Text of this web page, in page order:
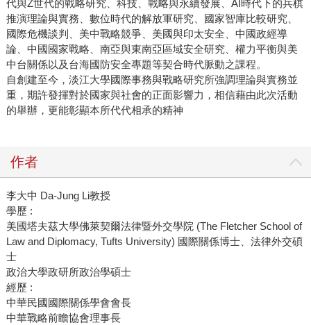
代與Z世代的戰略研究、科技、戰略與永續發展、AI時代下的兵棋
推演理論與實務、數位時代的解放軍研究、國家智庫比較研究、
國際危機談判、美中戰略競爭、美國與印太安全、中國政經導
論、中國國家戰略、南亞與東南亞區域安全研究、權力平衡與美
中台關係以及台海國防安全專題等契合時代脈動之課程。
自創建至今，淡江大學國際事務與戰略研究所強調理論與實務並
重，期許發揮對於國家與社會的正面影響力，相信藉由此次活動
的舉辦，更能彰顯本所代代相承的精神
作者
李大中 Da-Jung Li教授
學歷 :
美國塔夫茲大學佛萊契爾法律暨外交學院 (The Fletcher School of
Law and Diplomacy, Tufts University) 國際關係博士、法律外交碩
士
政治大學政研所政治學碩士
經歷 :
中華民國國際關係學會會長
中華戰略前瞻協會理事長